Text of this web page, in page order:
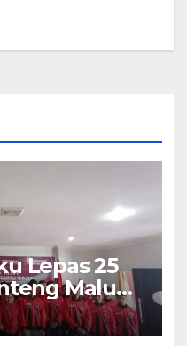
Lepas 25
Maluku
Cup di